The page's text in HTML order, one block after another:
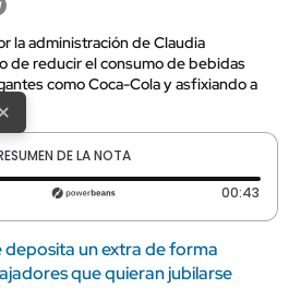
la administración de Claudia
de reducir el consumo de bebidas
como Coca-Cola y asfixiando a
DE LA NOTA
transcurrido: 0 segundos 00:43
deposita un extra de forma
que quieran jubilarse